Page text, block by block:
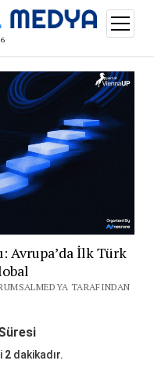
aç
Avrupa’da İlk Türk
TARAFINDAN
2 dakikadır.